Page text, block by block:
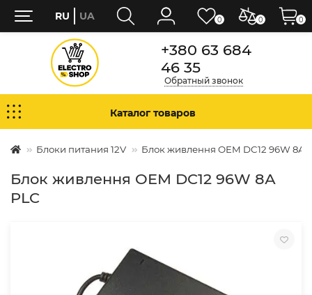
+380 63 684
46 35
Обратный звонок
Каталог товаров
Блоки питания 12V Блок живлення OEM DC12 96W 8А
Блок живлення OEM DC12 96W 8А
PLC
0 0
RU UA 0